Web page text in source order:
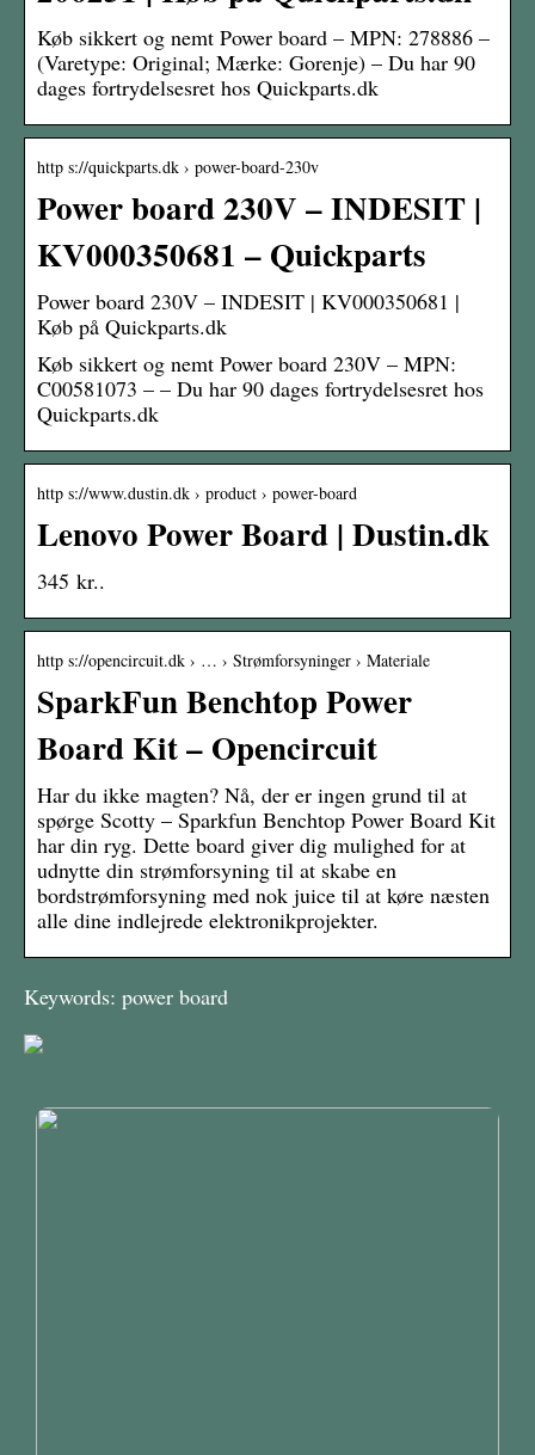
Køb sikkert og nemt Power board – MPN: 278886 –
(Varetype: Original; Mærke: Gorenje) – Du har 90
dages fortrydelsesret hos Quickparts.dk
http s://quickparts.dk › power-board-230v
Power board 230V – INDESIT |
KV000350681 – Quickparts
Power board 230V – INDESIT | KV000350681 |
Køb på Quickparts.dk
Køb sikkert og nemt Power board 230V – MPN:
C00581073 – – Du har 90 dages fortrydelsesret hos
Quickparts.dk
http s://www.dustin.dk › product › power-board
Lenovo Power Board | Dustin.dk
345 kr..
http s://opencircuit.dk › … › Strømforsyninger › Materiale
SparkFun Benchtop Power
Board Kit – Opencircuit
Har du ikke magten? Nå, der er ingen grund til at
spørge Scotty – Sparkfun Benchtop Power Board Kit
har din ryg. Dette board giver dig mulighed for at
udnytte din strømforsyning til at skabe en
bordstrømforsyning med nok juice til at køre næsten
alle dine indlejrede elektronikprojekter.
Keywords: power board